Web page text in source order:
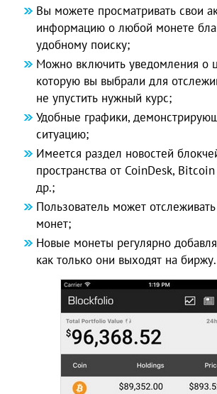
Вы можете просматривать свои
информацию о любой монете
удобному поиску;
Можно включить уведомления о
которую вы выбрали для
не упустить нужный курс;
Удобные графики,
ситуацию;
Имеется раздел новостей
пространства от CoinDesk,
др.;
Пользователь может
монет;
Новые монеты регулярно
как только они выходят на биржу.